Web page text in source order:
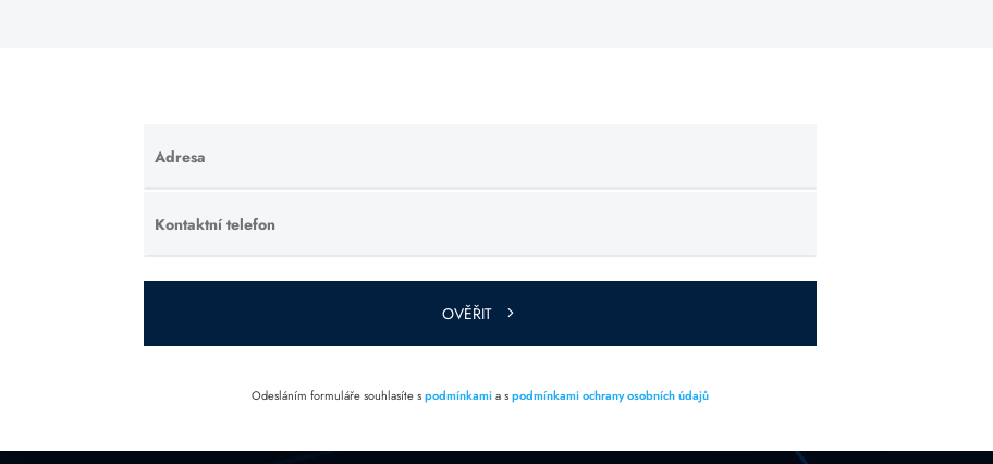
Adresa
Ponechte
toto pole
prázdné.
Kontaktní telefon
Ponechte
toto pole
prázdné.
OVĚŘIT
Odesláním formuláře souhlasíte spodmínkamia spodmínkami ochrany osobních údajů